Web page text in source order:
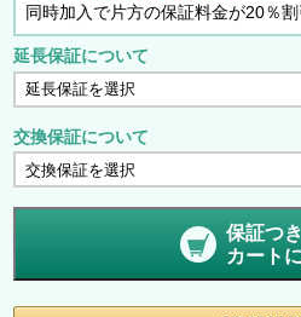
同時加入で片方の保証料金が20％割
延長保証について
交換保証について
保証つ
カート